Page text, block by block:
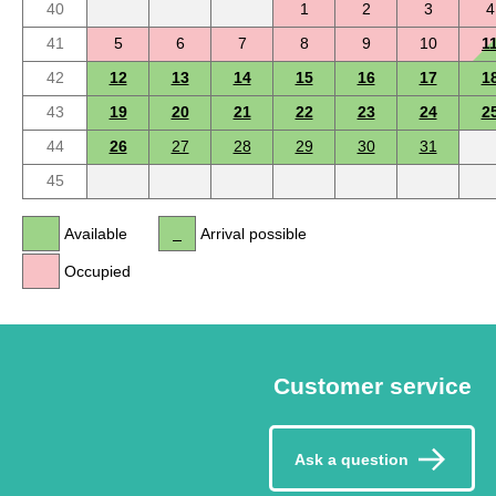
40
1 2 3
4
41
5 6 7 8 9 10
42
12 13 14 15 16 17
43
19 20 21 22 23 24
44
26 27 28 29 30
31
45
Available
Occupied
Arrival possible
Customer service
Ask a question